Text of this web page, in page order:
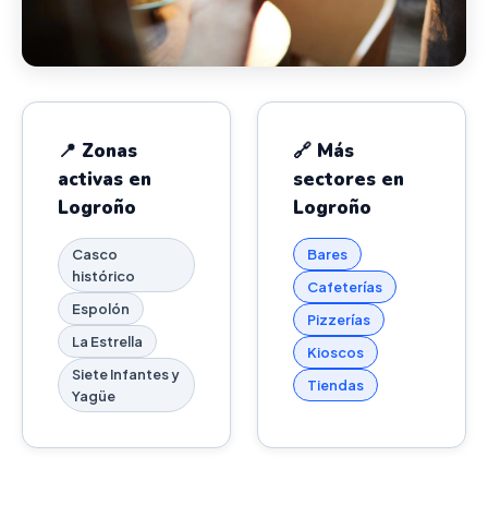
📍 Zonas
activas en
Logroño
Casco
histórico
Espolón
La Estrella
Siete Infantes y
Yagüe
🔗 Más
sectores en
Logroño
Bares
Cafeterías
Pizzerías
Kioscos
Tiendas